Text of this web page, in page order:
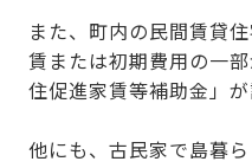
また、町内の民間賃貸
賃または初期費用の一
住促進家賃等補助金」が
他にも、古民家で島暮